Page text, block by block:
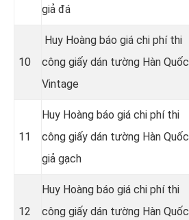
giả đá
10
Huy Hoàng báo giá chi phí thi
công giấy dán tường Hàn Quốc
Vintage
11
Huy Hoàng báo giá chi phí thi
công giấy dán tường Hàn Quốc
giả gạch
12
Huy Hoàng báo giá chi phí thi
công giấy dán tường Hàn Quốc